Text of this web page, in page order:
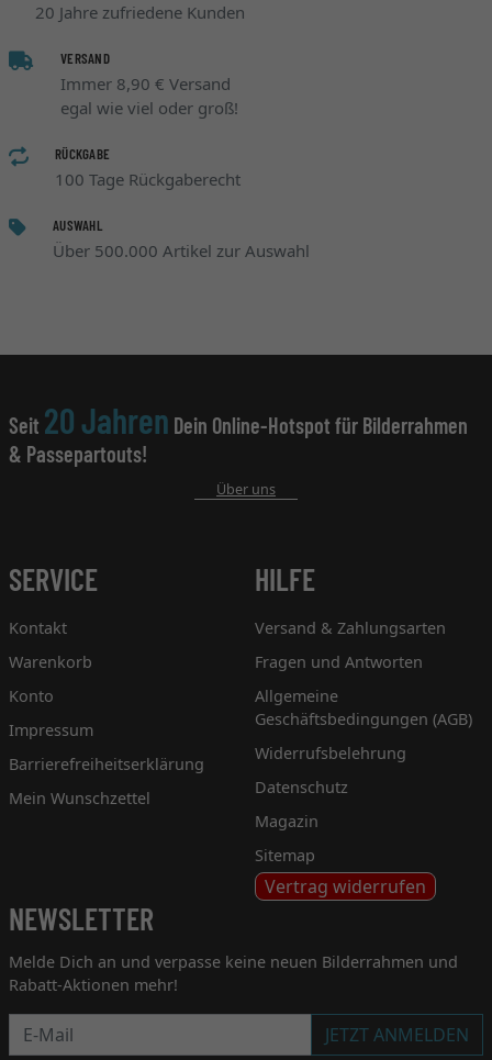
20 Jahre zufriedene Kunden
VERSAND
Immer 8,90 € Versand
egal wie viel oder groß!
RÜCKGABE
100 Tage Rückgaberecht
AUSWAHL
Über 500.000 Artikel zur Auswahl
Seit 20 Jahren Dein Online-Hotspot für Bilderrahmen
& Passepartouts!
Über uns
SERVICE
Kontakt
Warenkorb
Konto
Impressum
Barrierefreiheitserklärung
Mein Wunschzettel
HILFE
Versand & Zahlungsarten
Fragen und Antworten
Allgemeine
Geschäftsbedingungen (AGB)
Widerrufsbelehrung
Datenschutz
Magazin
Sitemap
Vertrag widerrufen
NEWSLETTER
Melde Dich an und verpasse keine neuen Bilderrahmen und
Rabatt-Aktionen mehr!
Newsletter
JETZT ANMELDEN